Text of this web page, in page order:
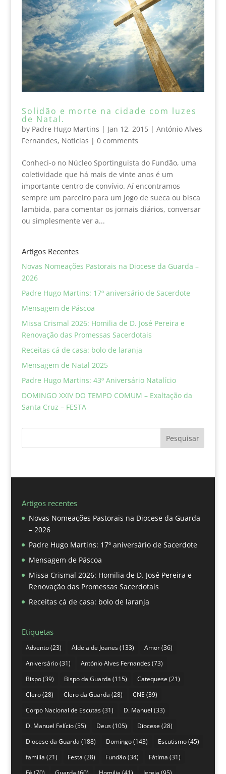
Solidão e morte na cidade com luzes
de Natal.
by Padre Hugo Martins | Jan 12, 2015| António Alves
Fernandes, Noticias | 0 comments
Conheci-o no Núcleo Sportinguista do Fundão, uma
coletividade que há mais de vinte anos é um
importante centro de convívio. Aí encontramos
sempre um parceiro para um jogo de sueca ou bisca
lambida, para comentar os jornais diários, conversar
ou simplesmente ver a...
Artigos Recentes
Novas Nomeações Pastorais na Diocese da Guarda –
2026
Padre Hugo Martins: 17º aniversário de Sacerdote
Mensagem de Páscoa
Missa Crismal 2026: Homilia de D. José Pereira e
Renovação das Promessas Sacerdotais
Receitas cá de casa: bolo de laranja
Mensagem de Natal 2025
Padre Hugo Martins: 43º Aniversário Natalício
DOMINGO XXIV DO TEMPO COMUM – Exaltação da
Santa Cruz – FESTA
Pesquisar
Artigos recentes
Novas Nomeações Pastorais na Diocese da Guarda
– 2026
Padre Hugo Martins: 17º aniversário de Sacerdote
Mensagem de Páscoa
Missa Crismal 2026: Homilia de D. José Pereira e
Renovação das Promessas Sacerdotais
Receitas cá de casa: bolo de laranja
Etiquetas
Advento(23) Aldeia de Joanes(133) Amor(36)
Aniversário(31) António Alves Fernandes(73)
Bispo(39) Bispo da Guarda (115) Catequese (21)
Clero(28) Clero da Guarda (28) CNE (39)
Corpo Nacional de Escutas(31) D. Manuel (33)
D. Manuel Felício(55) Deus(105) Diocese (28)
Diocese da Guarda (188) Domingo(143) Escutismo(45)
família (21) Festa (28) Fundão(34) Fátima (31)